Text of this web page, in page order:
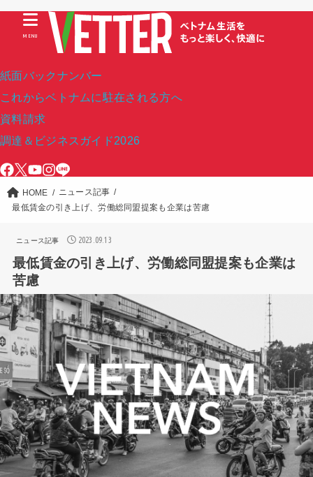
紙面バックナンバー
これからベトナムに駐在される方へ
資料請求
調達＆ビジネスガイド2026
MENU
HOME
ニュース記事
最低賃金の引き上げ、労働総同盟提案も企業は苦慮
ニュース記事 2023.09.13
最低賃金の引き上げ、労働総同盟提案も企業は
苦慮